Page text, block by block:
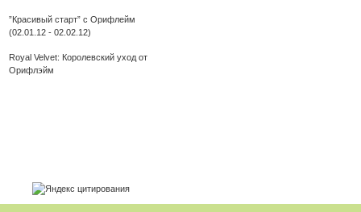
”Красивый старт” c Орифлейм
(02.01.12 - 02.02.12)
Royal Velvet: Королевский уход от
Орифлэйм